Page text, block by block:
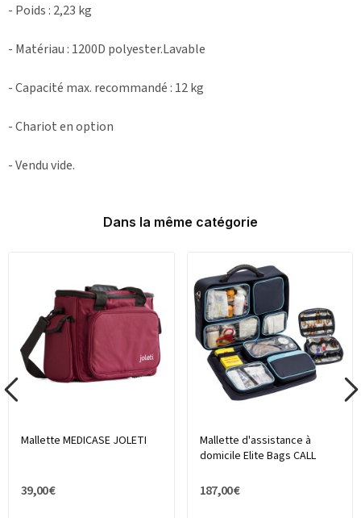
- Poids : 2,23 kg
- Matériau : 1200D polyester.Lavable
- Capacité max. recommandé : 12 kg
- Chariot en option
- Vendu vide.
Dans la même catégorie
Mallette MEDICASE JOLETI
39,00 €
Mallette d'assistance à
domicile Elite Bags CALL
187,00 €